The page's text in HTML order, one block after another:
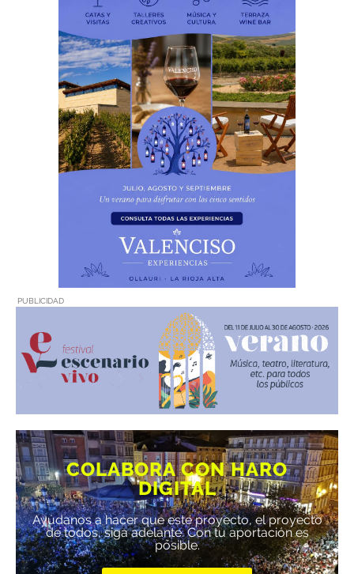
PUBLICIDAD
COLABORA CON HARO
DIGITAL
Ayúdanos a hacer que este proyecto, el proyecto
de todos, siga adelante. Con tu aportación es
posible.